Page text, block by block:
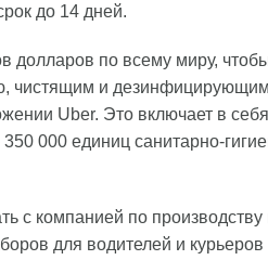
до 14 дней.
долларов по всему миру,
чистящим и
Uber. Это включает в
000 единиц санитарно-
с компанией по
для водителей и